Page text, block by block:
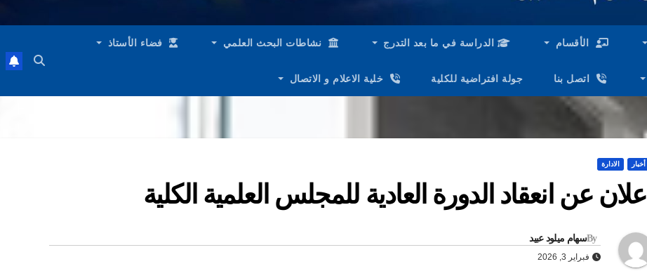
الأقسام الدراسة في ما بعد التدرج نشاطات البحث العلمي فضاء الأستاذ
اتصل بنا جولة افتراضية للكلية خلية الاعلام و الاتصال
أخبار الادارة
اعلان عن انعقاد الدورة العادية للمجلس العلمية الكلية
Byسهام ميلود عبيد
فبراير 3, 2026